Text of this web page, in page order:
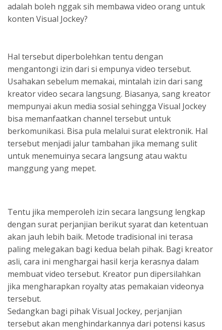
adalah boleh nggak sih membawa video orang untuk
konten Visual Jockey?
Hal tersebut diperbolehkan tentu dengan
mengantongi izin dari si empunya video tersebut.
Usahakan sebelum memakai, mintalah izin dari sang
kreator video secara langsung. Biasanya, sang kreator
mempunyai akun media sosial sehingga Visual Jockey
bisa memanfaatkan channel tersebut untuk
berkomunikasi. Bisa pula melalui surat elektronik. Hal
tersebut menjadi jalur tambahan jika memang sulit
untuk menemuinya secara langsung atau waktu
manggung yang mepet.
Tentu jika memperoleh izin secara langsung lengkap
dengan surat perjanjian berikut syarat dan ketentuan
akan jauh lebih baik. Metode tradisional ini terasa
paling melegakan bagi kedua belah pihak. Bagi kreator
asli, cara ini menghargai hasil kerja kerasnya dalam
membuat video tersebut. Kreator pun dipersilahkan
jika mengharapkan royalty atas pemakaian videonya
tersebut.
Sedangkan bagi pihak Visual Jockey, perjanjian
tersebut akan menghindarkannya dari potensi kasus